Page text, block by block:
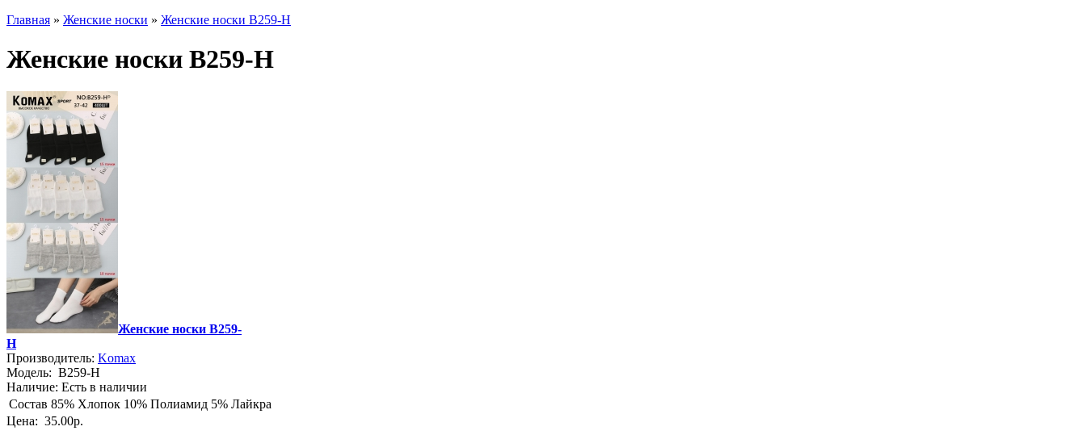
Главная » Женские носки » Женские носки B259-H
Женские носки B259-H
Женские носки B259-
H
Производитель: Komax
Модель: B259-H
Наличие: Есть в наличии
Состав 85% Хлопок 10% Полиамид 5% Лайкра
Цена: 35.00р.